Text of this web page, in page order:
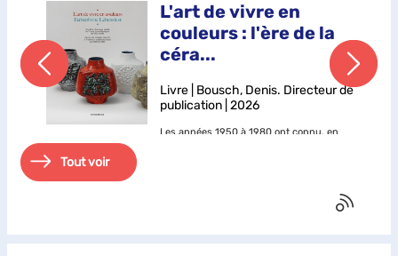
L'art de vivre en
couleurs : l'ère de la
céra...
Livre | Bousch, Denis. Directeur de
publication | 2026
Les années 1950 à 1980 ont connu, en
produites de manière sérielle et industrielle,
Tout voir